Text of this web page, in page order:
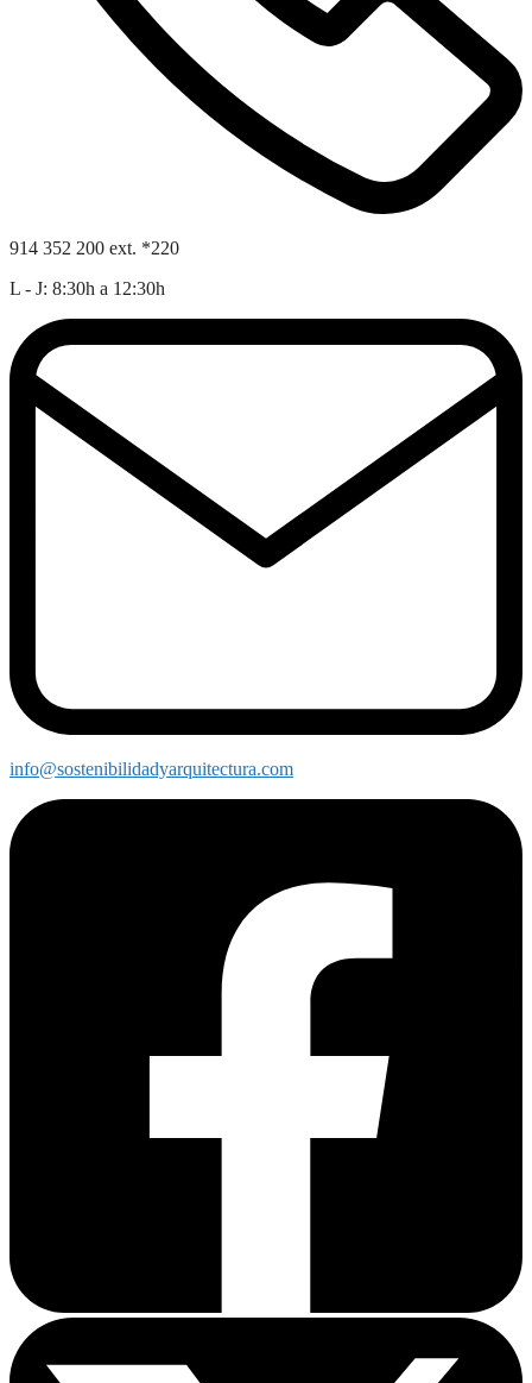
914 352 200 ext. *220
L - J: 8:30h a 12:30h
info@sostenibilidadyarquitectura.com